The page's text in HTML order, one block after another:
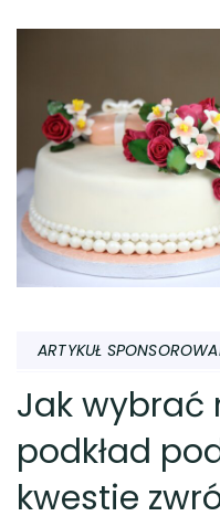
ARTYKUŁ
Jak wybrać
podkład
kwestie